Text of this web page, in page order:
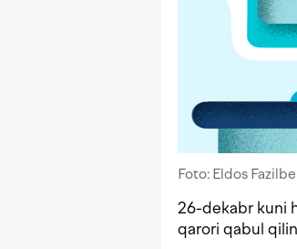
Foto: Eldos
26-dekabr kuni
qarori qabul